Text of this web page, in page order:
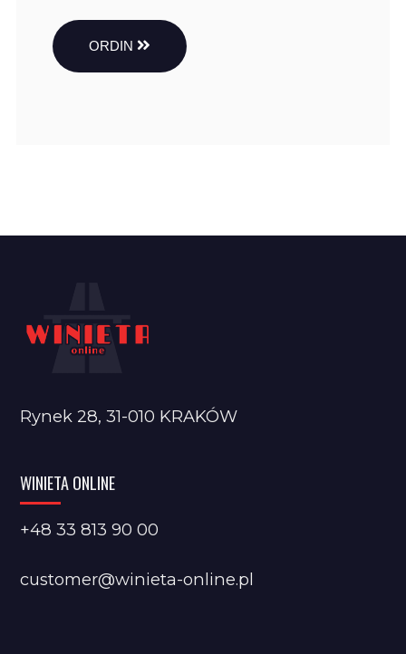
ORDIN
Rynek 28, 31-010 KRAKÓW
WINIETA ONLINE
+48 33 813 90 00
customer@winieta-online.pl